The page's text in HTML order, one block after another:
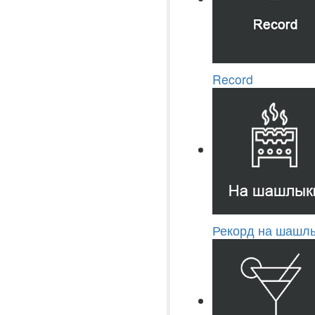
Record
Рекорд на